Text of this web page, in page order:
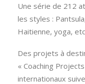
Une série de 212
les styles :
Haitienne, yoga,
Des projets à
« Coaching
internationaux